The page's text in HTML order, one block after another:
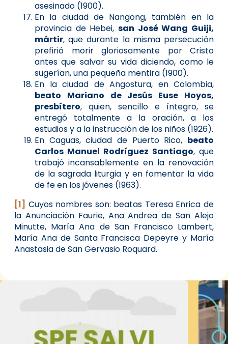
asesinado (1900).
En la ciudad de Nangong, también en la
provincia de Hebei, san José Wang Guiji,
mártir, que durante la misma persecución
prefirió morir gloriosamente por Cristo
antes que salvar su vida diciendo, como le
sugerían, una pequeña mentira (1900).
En la ciudad de Angostura, en Colombia,
beato Mariano de Jesús Euse Hoyos,
presbítero, quien, sencillo e íntegro, se
entregó totalmente a la oración, a los
estudios y a la instrucción de los niños (1926).
En Caguas, ciudad de Puerto Rico, beato
Carlos Manuel Rodríguez Santiago, que
trabajó incansablemente en la renovación
de la sagrada liturgia y en fomentar la vida
de fe en los jóvenes (1963).
[1] Cuyos nombres son: beatas Teresa Enrica de
la Anunciación Faurie, Ana Andrea de San Alejo
Minutte, María Ana de San Francisco Lambert,
María Ana de Santa Francisca Depeyre y María
Anastasia de San Gervasio Roquard.